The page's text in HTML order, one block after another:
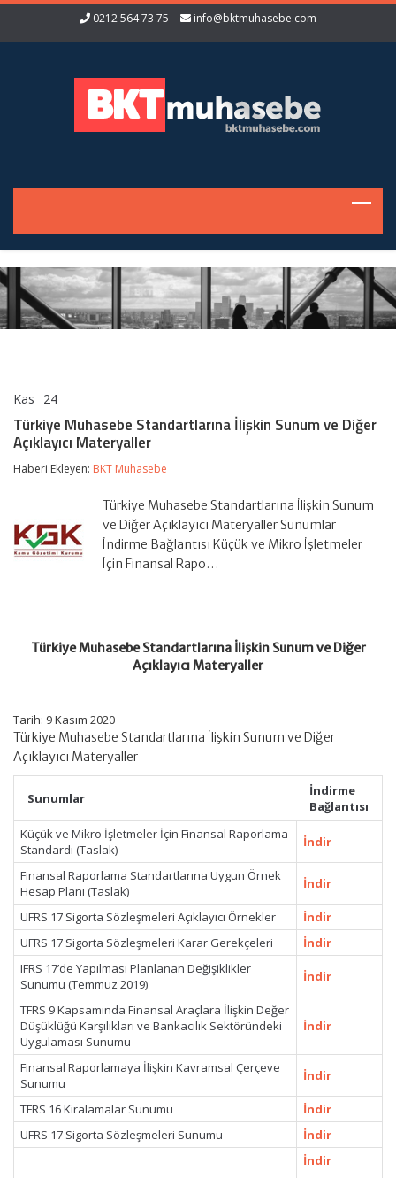
0212 564 73 75 info@bktmuhasebe.com
Kas 24
Standartlarına
İlişkin
ve
Açıklayıcı
Materyaller
için
Türkiye Muhasebe Standartlarına İlişkin Sunum ve Diğer
Açıklayıcı Materyaller
Haberi Ekleyen: BKT Muhasebe
Türkiye Muhasebe Standartlarına İlişkin Sunum
ve Diğer Açıklayıcı Materyaller Sunumlar
İndirme Bağlantısı Küçük ve Mikro İşletmeler
İçin Finansal Rapo…
Türkiye Muhasebe Standartlarına İlişkin Sunum ve Diğer
Açıklayıcı Materyaller
Tarih: 9 Kasım 2020
Türkiye Muhasebe Standartlarına İlişkin Sunum ve Diğer
Açıklayıcı Materyaller
Sunumlar
İndirme
Bağlantısı
Küçük ve Mikro İşletmeler İçin Finansal Raporlama
Standardı (Taslak)
İndir
Finansal Raporlama Standartlarına Uygun Örnek
Hesap Planı (Taslak)
İndir
UFRS 17 Sigorta Sözleşmeleri Açıklayıcı Örnekler
İndir
UFRS 17 Sigorta Sözleşmeleri Karar Gerekçeleri
İndir
IFRS 17’de Yapılması Planlanan Değişiklikler
Sunumu (Temmuz 2019)
İndir
TFRS 9 Kapsamında Finansal Araçlara İlişkin Değer
Düşüklüğü Karşılıkları ve Bankacılık Sektöründeki
Uygulaması Sunumu
İndir
Finansal Raporlamaya İlişkin Kavramsal Çerçeve
Sunumu
İndir
TFRS 16 Kiralamalar Sunumu
İndir
UFRS 17 Sigorta Sözleşmeleri Sunumu
İndir
İndir